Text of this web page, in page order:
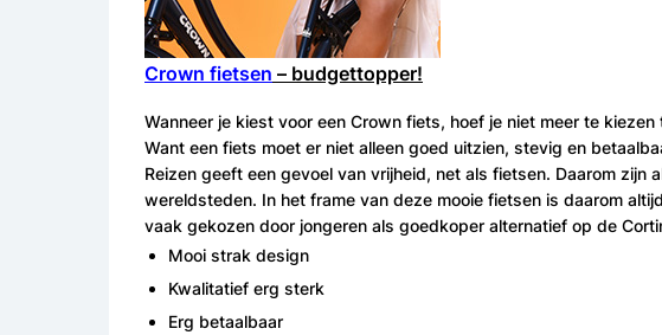
Crown fietsen – budgettopper!
Wanneer je kiest voor een Crown fiets, hoef je niet meer te
Want een fiets moet er niet alleen goed uitzien, stevig en
Reizen geeft een gevoel van vrijheid, net als fietsen. Daarom zijn
wereldsteden. In het frame van deze mooie fietsen is daarom
vaak gekozen door jongeren als goedkoper alternatief op de
Mooi strak design
Kwalitatief erg sterk
Erg betaalbaar